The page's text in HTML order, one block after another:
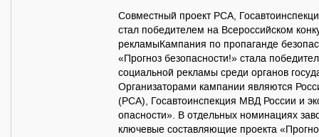
Совместный проект РСА,
стал победителем на Всероссийском
рекламыКампания по пропаганде
«Прогноз безопасности!» стала
социальной рекламы среди органов
Организаторами кампании являются
(РСА), Госавтоинспекция МВД России и
опасности». В отдельных номинациях
ключевые составляющие проекта